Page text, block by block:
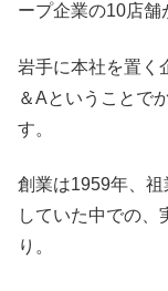
ープ企業の10店舗
岩手に本社を置く
＆Aということで
す。
創業は1959年、
していた中での、
り。